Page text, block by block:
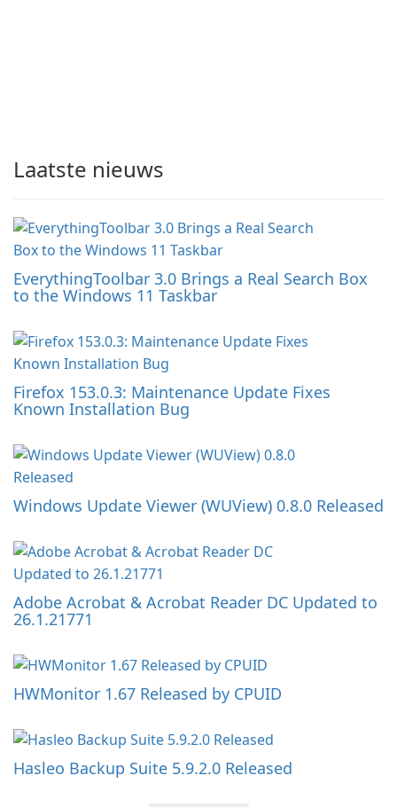
Laatste nieuws
EverythingToolbar 3.0 Brings a Real Search Box
to the Windows 11 Taskbar
Firefox 153.0.3: Maintenance Update Fixes
Known Installation Bug
Windows Update Viewer (WUView) 0.8.0 Released
Adobe Acrobat & Acrobat Reader DC Updated to
26.1.21771
HWMonitor 1.67 Released by CPUID
Hasleo Backup Suite 5.9.2.0 Released